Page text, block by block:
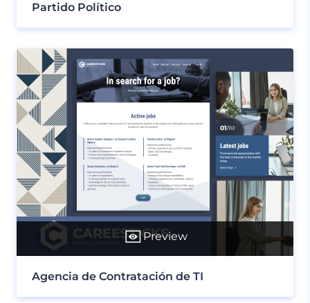
Partido Político
Preview
Agencia de Contratación de TI